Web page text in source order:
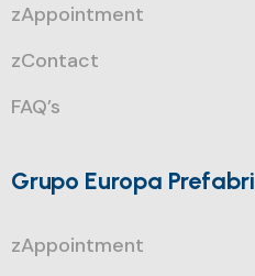
zAppointment
zContact
FAQ’s
Grupo Europa Prefabri
zAppointment